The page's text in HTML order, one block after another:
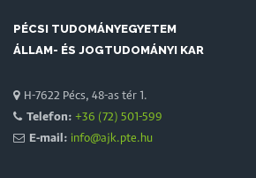
PÉCSI TUDOMÁNYEGYETEM
ÁLLAM- ÉS JOGTUDOMÁNYI KAR
H-7622 Pécs, 48-as tér 1.
Telefon: +36 (72) 501-599
E-mail: info@ajk.pte.hu